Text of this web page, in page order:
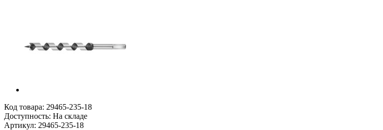
Код товара: 29465-235-18
Доступность: На складе
Артикул: 29465-235-18